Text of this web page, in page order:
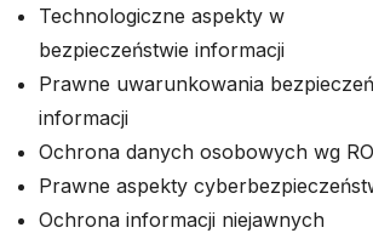
Technologiczne aspekty w
bezpieczeństwie informacji
Prawne uwarunkowania
informacji
Ochrona danych osobowych wg
Prawne aspekty
Ochrona informacji niejawnych